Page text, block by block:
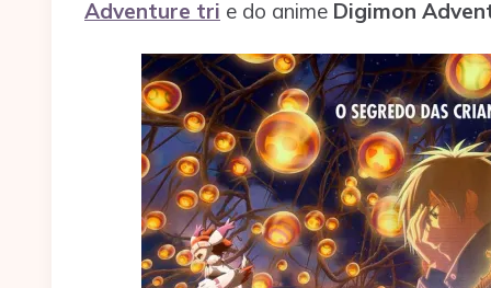
Adventure tri e do anime Digimon